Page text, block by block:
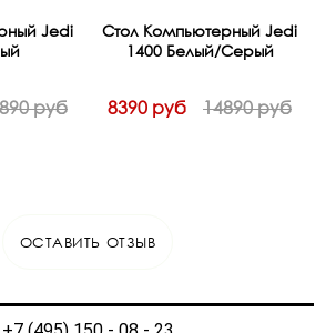
Jedi
руб
Стол Компьютерный Jedi
1400 Белый/Серый
8390 руб 14890 руб
ОСТАВИТЬ ОТЗЫВ